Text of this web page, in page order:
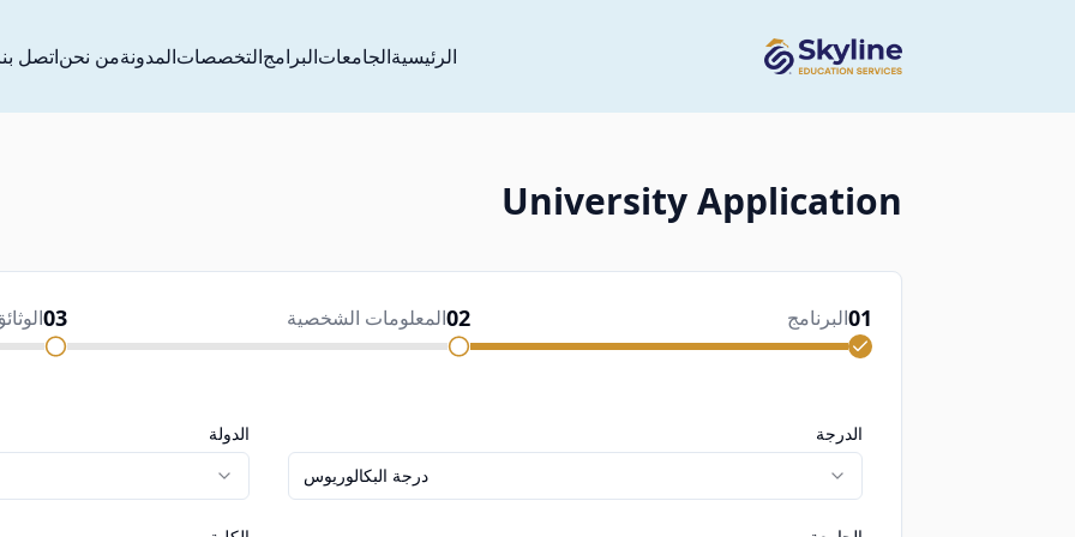
الرئيسيةالجامعاتالبرامجالتخصصاتالمدونةمن نحناتصل
University Application
01البرنامج 02المعلومات الشخصية 03
الدرجة
درجة البكالوريوس
الدولة